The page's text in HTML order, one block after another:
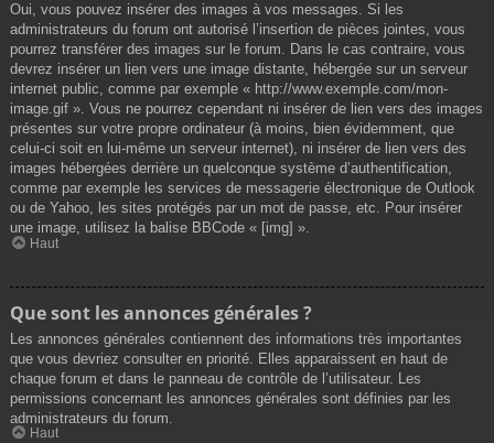
Oui, vous pouvez insérer des images à vos messages. Si les
administrateurs du forum ont autorisé l’insertion de pièces jointes, vous
pourrez transférer des images sur le forum. Dans le cas contraire, vous
devrez insérer un lien vers une image distante, hébergée sur un serveur
internet public, comme par exemple « http://www.exemple.com/mon-
image.gif ». Vous ne pourrez cependant ni insérer de lien vers des images
présentes sur votre propre ordinateur (à moins, bien évidemment, que
celui-ci soit en lui-même un serveur internet), ni insérer de lien vers des
images hébergées derrière un quelconque système d’authentification,
comme par exemple les services de messagerie électronique de Outlook
ou de Yahoo, les sites protégés par un mot de passe, etc. Pour insérer
une image, utilisez la balise BBCode « [img] ».
Haut
Que sont les annonces générales ?
Les annonces générales contiennent des informations très importantes
que vous devriez consulter en priorité. Elles apparaissent en haut de
chaque forum et dans le panneau de contrôle de l’utilisateur. Les
permissions concernant les annonces générales sont définies par les
administrateurs du forum.
Haut